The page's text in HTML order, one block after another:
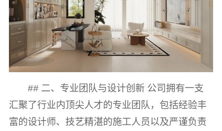
## 二、专业团队与设计创新 公司拥有一支
汇聚了行业内顶尖人才的专业团队，包括经验丰
富的设计师、技艺精湛的施工人员以及严谨负责